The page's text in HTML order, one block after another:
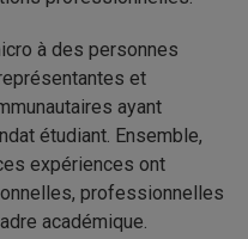
à des personnes
et
ayant
étudiant. Ensemble,
expériences ont
professionnelles
académique.